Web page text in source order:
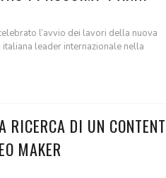
l’avvio dei lavori della nuova
italiana leader internazionale nella
RICERCA DI UN CONTENT
MAKER